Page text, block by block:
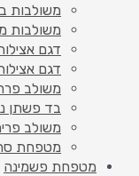
משולבות בד
משולבות
דגם אצילות –
דגם אצילות
משולב
בד פשתן
משולב
מטפחת
מטפחת פשמינה